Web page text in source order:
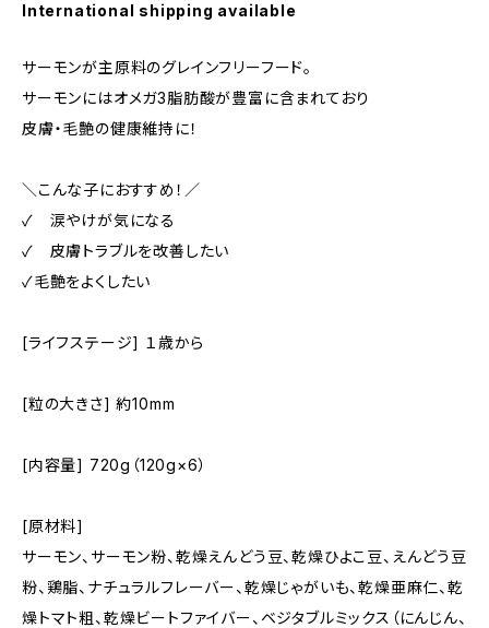
International shipping available
サーモンが主原料のグレインフリーフード。
サーモンにはオメガ3脂肪酸が豊富に含まれており
皮膚・毛艶の健康維持に！
＼こんな子におすすめ！／
✓ 涙やけが気になる
✓ 皮膚トラブルを改善したい
✓毛艶をよくしたい
[ライフステージ] １歳から
[粒の大きさ] 約10mm
[内容量] 720g（120g×6）
[原材料]
サーモン、サーモン粉、乾燥えんどう豆、乾燥ひよこ豆、えんどう豆
粉、鶏脂、ナチュラルフレーバー、乾燥じゃがいも、乾燥亜麻仁、乾
燥トマト粗、乾燥ビートファイバー、ベジタブルミックス（にんじん、